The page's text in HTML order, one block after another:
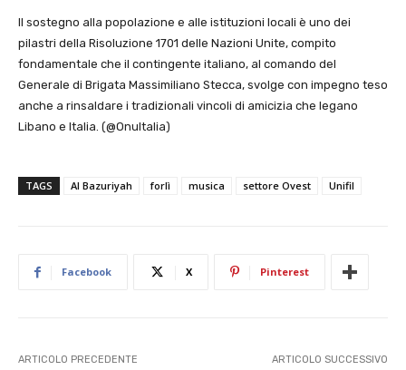
Il sostegno alla popolazione e alle istituzioni locali è uno dei
pilastri della Risoluzione 1701 delle Nazioni Unite, compito
fondamentale che il contingente italiano, al comando del
Generale di Brigata Massimiliano Stecca, svolge con impegno teso
anche a rinsaldare i tradizionali vincoli di amicizia che legano
Libano e Italia. (@OnuItalia)
TAGS Al Bazuriyah forlì musica settore Ovest Unifil
Facebook X Pinterest
ARTICOLO PRECEDENTE ARTICOLO SUCCESSIVO